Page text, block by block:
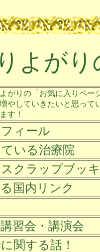
よがり
がりの「お気に入りペー
やしていきたいと思って
す！
ィール
いる治療院
クラップブッ
国内リンク
習会・講演会
関する話！